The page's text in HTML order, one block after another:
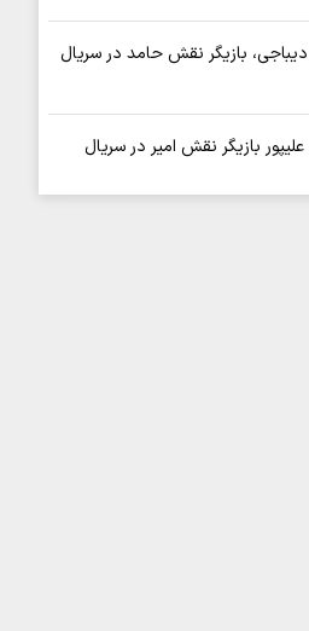
بازیگر نقش حامد در سریال
بازیگر نقش امیر در سریال